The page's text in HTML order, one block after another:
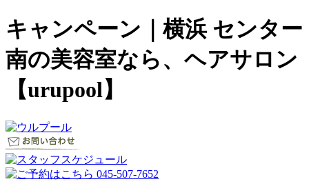
キャンペーン｜横浜 センター
南の美容室なら、ヘアサロン
【urupool】